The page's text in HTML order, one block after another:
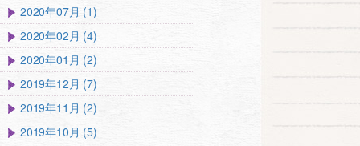
2020年07月 (1)
2020年02月 (4)
2020年01月 (2)
2019年12月 (7)
2019年11月 (2)
2019年10月 (5)